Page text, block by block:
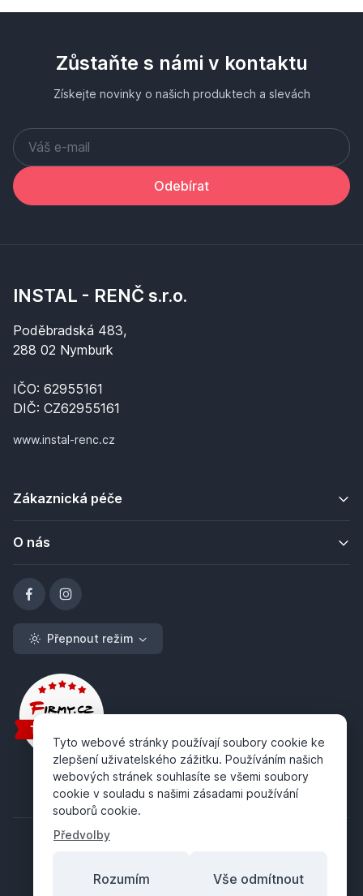
Zůstaňte s námi v kontaktu
Získejte novinky o našich produktech a slevách
Odebírat
INSTAL - RENČ s.r.o.
Poděbradská 483,
288 02 Nymburk
IČO: 62955161
DIČ: CZ62955161
www.instal-renc.cz
Zákaznická péče
O nás
Přepnout režim
Tyto webové stránky používají soubory cookie ke
zlepšení uživatelského zážitku. Používáním našich
webových stránek souhlasíte se všemi soubory
cookie v souladu s našimi zásadami používání
souborů cookie.
Předvolby
Rozumím Vše odmítnout